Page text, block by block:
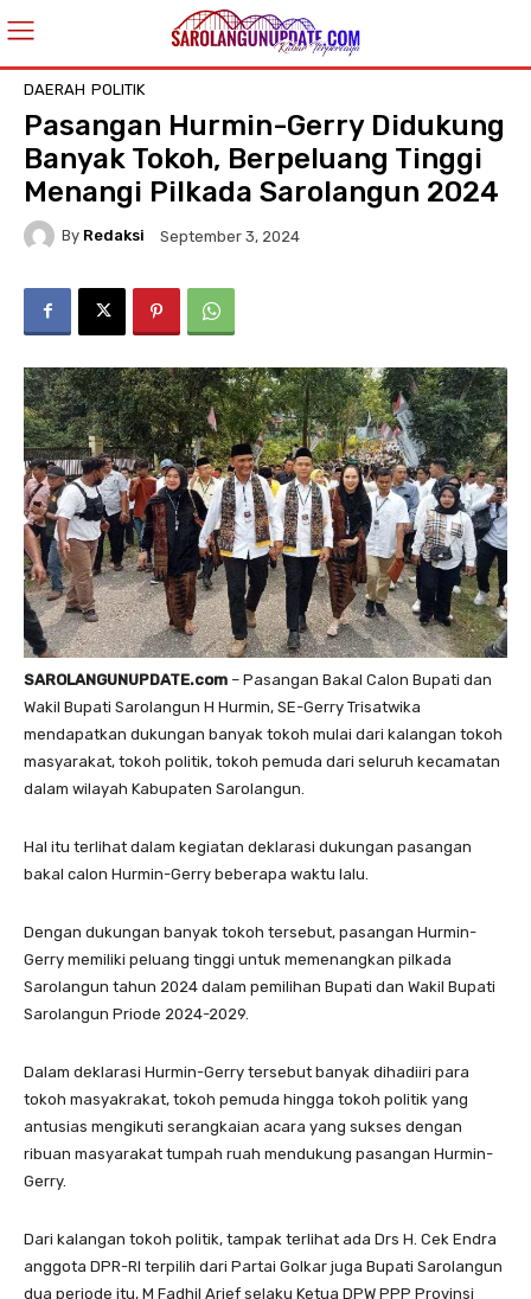
DAERAH POLITIK
Pasangan Hurmin-Gerry Didukung
Banyak Tokoh, Berpeluang Tinggi
Menangi Pilkada Sarolangun 2024
By Redaksi September 3, 2024
SAROLANGUNUPDATE.com – Pasangan Bakal Calon Bupati dan
Wakil Bupati Sarolangun H Hurmin, SE-Gerry Trisatwika
mendapatkan dukungan banyak tokoh mulai dari kalangan tokoh
masyarakat, tokoh politik, tokoh pemuda dari seluruh kecamatan
dalam wilayah Kabupaten Sarolangun.
Hal itu terlihat dalam kegiatan deklarasi dukungan pasangan
bakal calon Hurmin-Gerry beberapa waktu lalu.
Dengan dukungan banyak tokoh tersebut, pasangan Hurmin-
Gerry memiliki peluang tinggi untuk memenangkan pilkada
Sarolangun tahun 2024 dalam pemilihan Bupati dan Wakil Bupati
Sarolangun Priode 2024-2029.
Dalam deklarasi Hurmin-Gerry tersebut banyak dihadiiri para
tokoh masyakrakat, tokoh pemuda hingga tokoh politik yang
antusias mengikuti serangkaian acara yang sukses dengan
ribuan masyarakat tumpah ruah mendukung pasangan Hurmin-
Gerry.
Dari kalangan tokoh politik, tampak terlihat ada Drs H. Cek Endra
anggota DPR-RI terpilih dari Partai Golkar juga Bupati Sarolangun
dua periode itu, M Fadhil Arief selaku Ketua DPW PPP Provinsi